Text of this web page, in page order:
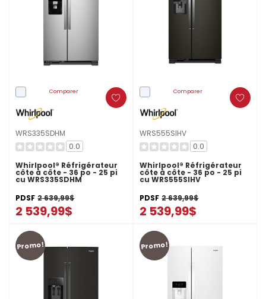
Comparer
WRS335SDHM
0.0
Whirlpool® Réfrigérateur
côte à côte - 36 po - 25 pi
cu WRS335SDHM
PDSF 2 639,99$
2 539,99$
Comparer
WRS555SIHV
0.0
Whirlpool® Réfrigérateur
côte à côte - 36 po - 25 pi
cu WRS555SIHV
PDSF 2 639,99$
2 539,99$
Promo! Promo!